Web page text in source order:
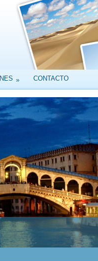
» CONTACTO